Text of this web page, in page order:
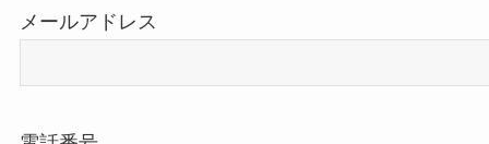
メールアドレス